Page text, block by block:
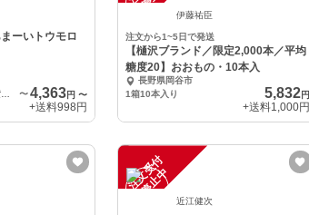
ーいトウモロ
〜 4,363円 〜
+送料998円
伊藤祐臣
注文から1~5日で発送
【樋沢ブランド／限定2,000本／平均
糖度20】おおもの・10本入
長野県岡谷市
1箱10本入り
5,832円
+送料1,000円
注
文
受
付
停
止
中
近江健次